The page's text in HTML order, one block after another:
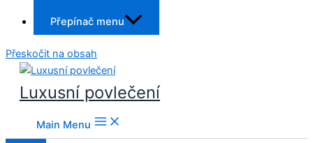
Přepínač menu
Přeskočit na obsah
Luxusní povlečení
Main Menu